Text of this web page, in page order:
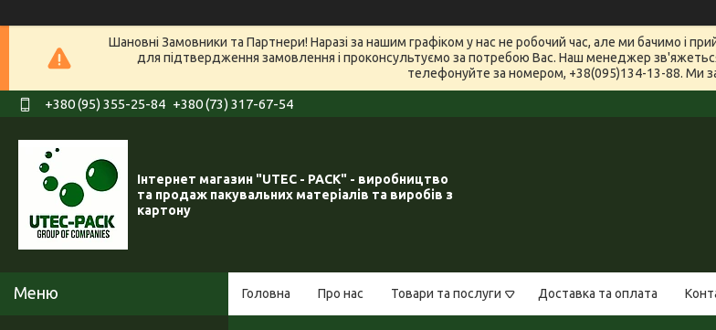
Шановні Замовники та Партнери! Наразі за нашим графіком у нас не робочий час, але ми бачимо і
для підтвердження замовлення і проконсультуємо за потребою Вас. Наш менеджер
телефонуйте за номером, +38(095)134-13-88. Ми
+380 (95) 355-25-84 +380 (73) 317-67-54
Інтернет магазин "UTEC - PACK" - виробництво
та продаж пакувальних матеріалів та виробів з
картону
Головна Про нас Товари та послуги Доставка та оплата